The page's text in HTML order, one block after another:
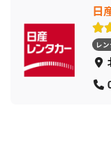
日
レ